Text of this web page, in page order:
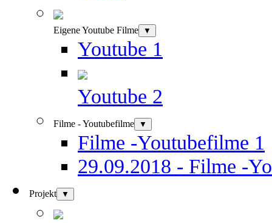
Eigene Youtube Filme ▼
Youtube 1
Youtube 2
Filme - Youtubefilme ▼
Filme -Youtubefilme 1
29.09.2018 - Filme -
Projekt ▼